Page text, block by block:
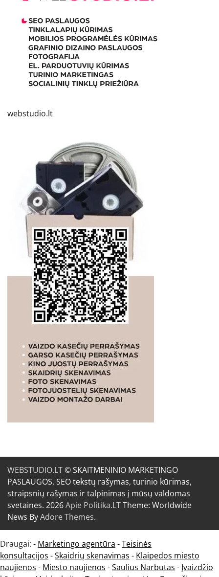
webstudio.lt
WEBSTUDIO.LT© SKAITMENINIO MARKETINGO
PASLAUGOS. SEO tekstų rašymas, turinio kūrimas,
straipsnių rašymas ir talpinimas į mūsų valdomas
svetaines. 2026Apie Politika.LTTheme: Worldwide
News ByAdore Themes.
Draugai: - Marketingo agentūra -Teisinės
konsultacijos -Skaidrių skenavimas - Klaipedos miesto
naujienos - Miesto naujienos -Saulius Narbutas - Įvaizdžio